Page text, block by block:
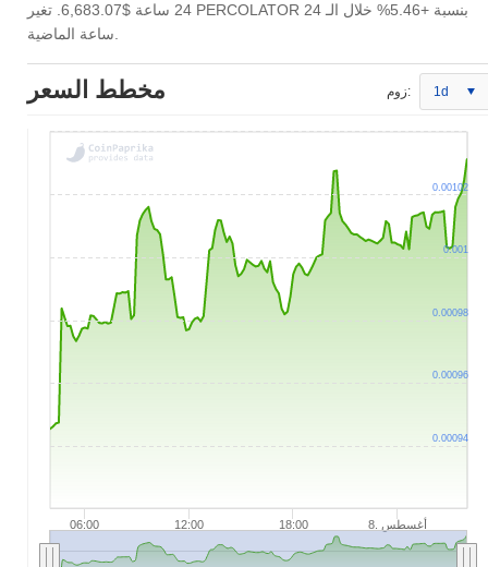
24 ساعة
$6,683.07
. تغير PERCOLATOR بنسبة +5.46% خلال الـ 24
مخطط السعر زوم: 1d
06:00 12:00 18:00 8. أغسطس
0.00094
0.00096
0.00098
0.001
0.00102